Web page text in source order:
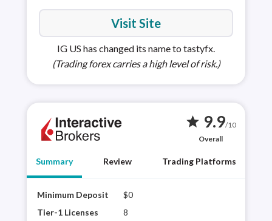
Visit Site
IG US has changed its name to tastyfx.
(Trading forex carries a high level of risk.)
star 9.9/10
Overall
Summary Review Trading Platforms
Minimum Deposit
$0
Tier-1 Licenses
8